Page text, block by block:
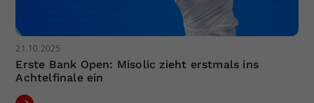
21.10.2025
Erste Bank Open: Misolic zieht erstmals ins
Achtelfinale ein